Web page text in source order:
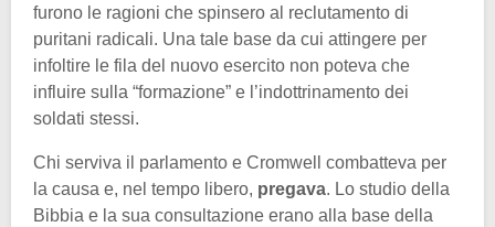
furono le ragioni che spinsero al reclutamento di
puritani radicali. Una tale base da cui attingere per
infoltire le fila del nuovo esercito non poteva che
influire sulla “formazione” e l’indottrinamento dei
soldati stessi.
Chi serviva il parlamento e Cromwell combatteva per
la causa e, nel tempo libero, pregava. Lo studio della
Bibbia e la sua consultazione erano alla base della